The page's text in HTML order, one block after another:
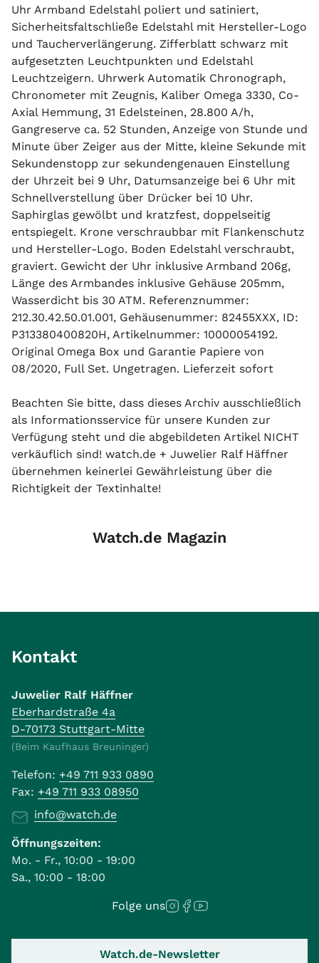
Uhr Armband Edelstahl poliert und satiniert,
Sicherheitsfaltschließe Edelstahl mit Hersteller-Logo
und Taucherverlängerung. Zifferblatt schwarz mit
aufgesetzten Leuchtpunkten und Edelstahl
Leuchtzeigern. Uhrwerk Automatik Chronograph,
Chronometer mit Zeugnis, Kaliber Omega 3330, Co-
Axial Hemmung, 31 Edelsteinen, 28.800 A/h,
Gangreserve ca. 52 Stunden, Anzeige von Stunde und
Minute über Zeiger aus der Mitte, kleine Sekunde mit
Sekundenstopp zur sekundengenauen Einstellung
der Uhrzeit bei 9 Uhr, Datumsanzeige bei 6 Uhr mit
Schnellverstellung über Drücker bei 10 Uhr.
Saphirglas gewölbt und kratzfest, doppelseitig
entspiegelt. Krone verschraubbar mit Flankenschutz
und Hersteller-Logo. Boden Edelstahl verschraubt,
graviert. Gewicht der Uhr inklusive Armband 206g,
Länge des Armbandes inklusive Gehäuse 205mm,
Wasserdicht bis 30 ATM. Referenznummer:
212.30.42.50.01.001, Gehäusenummer: 82455XXX, ID:
P313380400820H, Artikelnummer: 10000054192.
Original Omega Box und Garantie Papiere von
08/2020, Full Set. Ungetragen. Lieferzeit sofort
Beachten Sie bitte, dass dieses Archiv ausschließlich
als Informationsservice für unsere Kunden zur
Verfügung steht und die abgebildeten Artikel NICHT
verkäuflich sind! watch.de + Juwelier Ralf Häffner
übernehmen keinerlei Gewährleistung über die
Richtigkeit der Textinhalte!
Watch.de Magazin
Kontakt
Juwelier Ralf Häffner
Eberhardstraße 4a
D-70173 Stuttgart-Mitte
(Beim Kaufhaus Breuninger)
Telefon: +49 711 933 0890
Fax: +49 711 933 08950
info@watch.de
Öffnungszeiten:
Mo. - Fr., 10:00 - 19:00
Sa., 10:00 - 18:00
Folge uns
Watch.de-Newsletter